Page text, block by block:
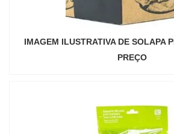
IMAGEM ILUSTRATIVA DE SOLAPA
PREÇO